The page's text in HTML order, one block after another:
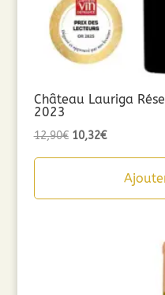
Château Lauriga
2023
12,90€ Le
10,32€Le
actuel